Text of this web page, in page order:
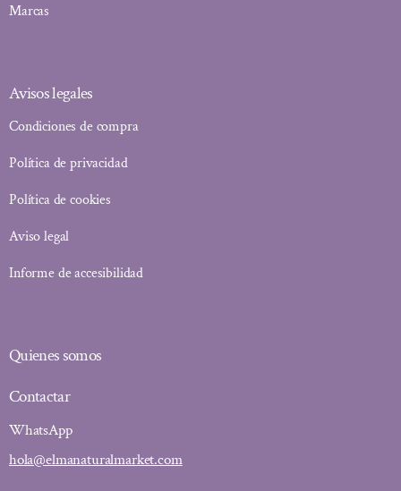
Marcas
Avisos legales
Condiciones de compra
Política de privacidad
Política de cookies
Aviso legal
Informe de accesibilidad
Quienes somos
Contactar
WhatsApp
hola@elmanaturalmarket.com